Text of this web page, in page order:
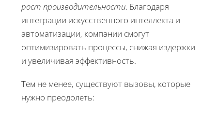
рост производительности. Благодаря
интеграции искусственного интеллекта и
автоматизации, компании смогут
оптимизировать процессы, снижая издержки
и увеличивая эффективность.
Тем не менее, существуют вызовы, которые
нужно преодолеть: